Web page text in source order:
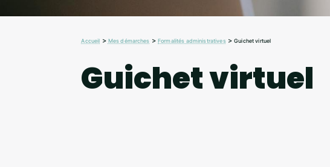
Accueil > Mes démarches >Formalités administratives>Guichet virtuel
Guichet virtuel